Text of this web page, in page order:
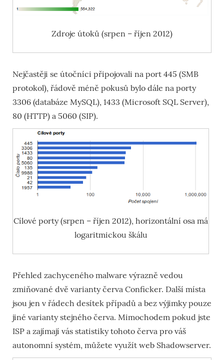
Zdroje útoků (srpen – říjen 2012)
Nejčastěji se útočníci připojovali na port 445 (SMB
protokol), řádově méně pokusů bylo dále na porty
3306 (databáze MySQL), 1433 (Microsoft SQL Server),
80 (HTTP) a 5060 (SIP).
Cílové porty (srpen – říjen 2012), horizontální osa má
logaritmickou škálu
Přehled zachyceného malware výrazně vedou
zmiňované dvě varianty červa Conficker. Další místa
jsou jen v řádech desítek případů a bez výjimky pouze
jiné varianty stejného červa. Mimochodem pokud jste
ISP a zajímají vás statistiky tohoto červa pro váš
autonomní systém, můžete využít web Shadowserver.